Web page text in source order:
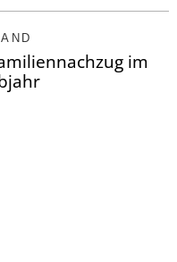
im